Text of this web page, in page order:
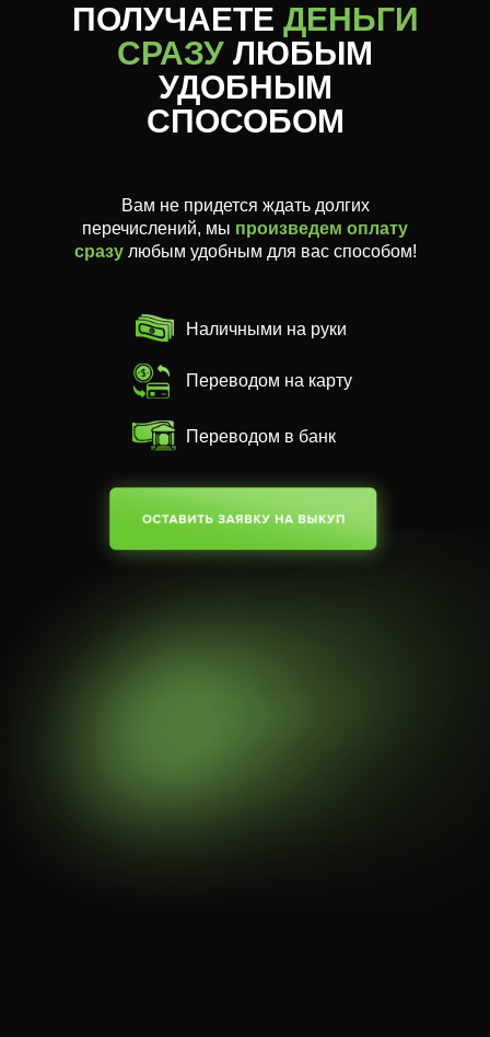
Наличными на руки
Переводом на карту
Переводом в банк
Вам не придется ждать долгих
перечислений, мы произведем оплату
сразу любым удобным для вас способом!
ПОЛУЧАЕТЕ ДЕНЬГИ
СРАЗУ ЛЮБЫМ
УДОБНЫМ
СПОСОБОМ